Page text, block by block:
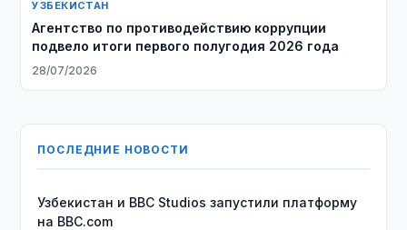
УЗБЕКИСТАН
Агентство по противодействию коррупции
подвело итоги первого полугодия 2026 года
28/07/2026
ПОСЛЕДНИЕ НОВОСТИ
Узбекистан и BBC Studios запустили платформу
на BBC.com